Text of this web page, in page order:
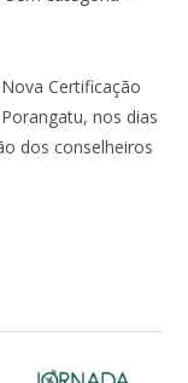
Certificação
nos dias
dos conselheiros